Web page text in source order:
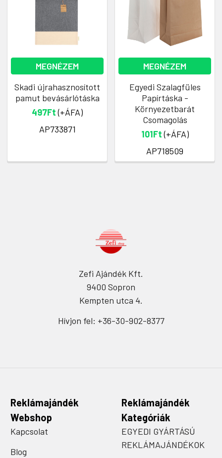
MEGNÉZEM
Skadi újrahasznosított
pamut bevásárlótáska
497Ft(+ÁFA)
AP733871
MEGNÉZEM
Egyedi Szalagfüles
Papírtáska -
Környezetbarát
Csomagolás
101Ft(+ÁFA)
AP718509
Zefi Ajándék Kft.
9400 Sopron
Kempten utca 4.
Hívjon fel: +36-30-902-8377
Reklámajándék
Webshop
Kapcsolat
Blog
Reklámajándék
Kategóriák
EGYEDI GYÁRTÁSÚ
REKLÁMAJÁNDÉKOK